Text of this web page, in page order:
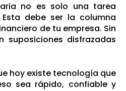
no es solo una tarea
debe ser la columna
de tu empresa. Sin
suposiciones disfrazadas
hoy existe tecnología que
sea rápido, confiable y